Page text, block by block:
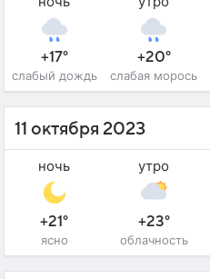
+17°
слабый дождь
+20°
слабая морось
11 октября 2023
ночь
+21°
ясно
утро
+23°
облачность